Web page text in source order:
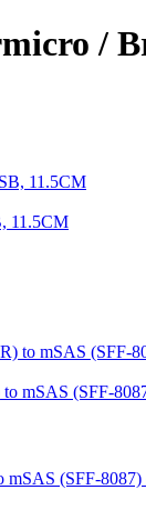
/
11.5CM
mSAS (SFF-